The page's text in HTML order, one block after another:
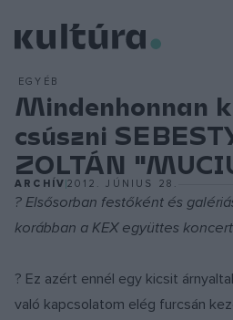
EGYÉB
Mindenhonnan
csúszni
ZOLTÁN
ARCHÍV2012. JÚNIUS 28.
? Elsősorban festőként és
korábban a KEX együttes
? Ez azért ennél egy kicsit
való kapcsolatom elég furcsán